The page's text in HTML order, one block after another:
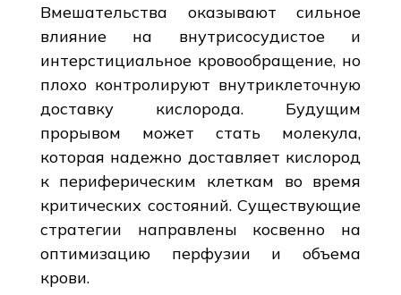
Вмешательства оказывают сильное
влияние на внутрисосудистое и
интерстициальное кровообращение, но
плохо контролируют внутриклеточную
доставку кислорода. Будущим
прорывом может стать молекула,
которая надежно доставляет кислород
к периферическим клеткам во время
критических состояний. Существующие
стратегии направлены косвенно на
оптимизацию перфузии и объема
крови.